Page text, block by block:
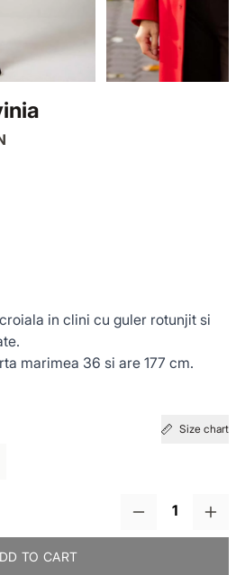
in clini cu guler rotunjit si
marimea 36 si are 177 cm.
Size chart
TO CART